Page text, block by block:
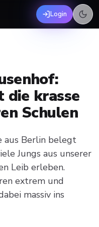
Login
die krasse
Schulen
aus Berlin belegt
Jungs aus unserer
Leib erleben.
extrem und
massiv ins